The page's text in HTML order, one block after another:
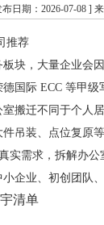
布日期：2026-07-08 ]
推荐
块，大量企业会
国际 ECC 等甲
搬迁不同于个人
吊装、点位复原
实需求，拆解办
企业、初创团队
清单